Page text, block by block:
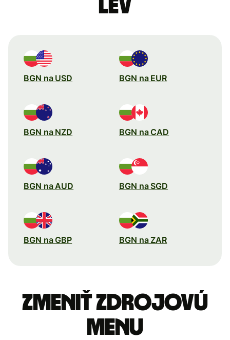
lev
BGN na USD BGN na EUR
BGN na NZD BGN na CAD
BGN na AUD BGN na SGD
BGN na GBP BGN na ZAR
Zmeniť zdrojovú
menu